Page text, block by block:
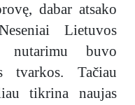
dabar atsako
Lietuvos
nutarimu buvo
tvarkos. Tačiau
tikrina naujas